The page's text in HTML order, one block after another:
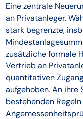
Eine zentrale
an Privatanleger.
stark begrenzte,
zusätzliche formale
Vertrieb an
quantitativen
aufgehoben. An ihre
bestehenden